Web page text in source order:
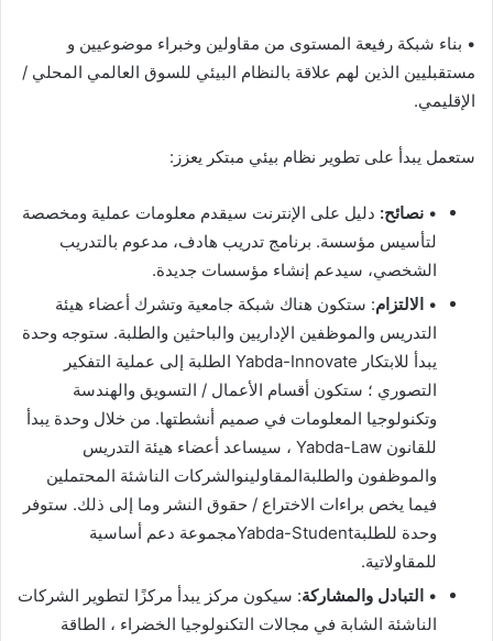
• بناء شبكة رفيعة المستوى من مقاولين وخبراء موضوعيين و
مستقبليين الذين لهم علاقة بالنظام البيئي للسوق العالمي المحلي /
الإقليمي.
ستعمل يبدأ على تطوير نظام بيئي مبتكر يعزز:
• نصائح: دليل على الإنترنت سيقدم معلومات عملية ومخصصة
لتأسيس مؤسسة. برنامج تدريب هادف، مدعوم بالتدريب
الشخصي، سيدعم إنشاء مؤسسات جديدة.
• الالتزام: ستكون هناك شبكة جامعية وتشرك أعضاء هيئة
التدريس والموظفين الإداريين والباحثين والطلبة. ستوجه وحدة
يبدأ للابتكار Yabda-Innovate الطلبة إلى عملية التفكير
التصوري ؛ ستكون أقسام الأعمال / التسويق والهندسة
وتكنولوجيا المعلومات في صميم أنشطتها. من خلال وحدة يبدأ
للقانون Yabda-Law ، سيساعد أعضاء هيئة التدريس
والموظفون والطلبةالمقاولينوالشركات الناشئة المحتملين
فيما يخص براءات الاختراع / حقوق النشر وما إلى ذلك. ستوفر
وحدة للطلبةYabda-Studentمجموعة دعم أساسية
للمقاولاتية.
• التبادل والمشاركة: سيكون مركز يبدأ مركزًا لتطوير الشركات
الناشئة الشابة في مجالات التكنولوجيا الخضراء ، الطاقة